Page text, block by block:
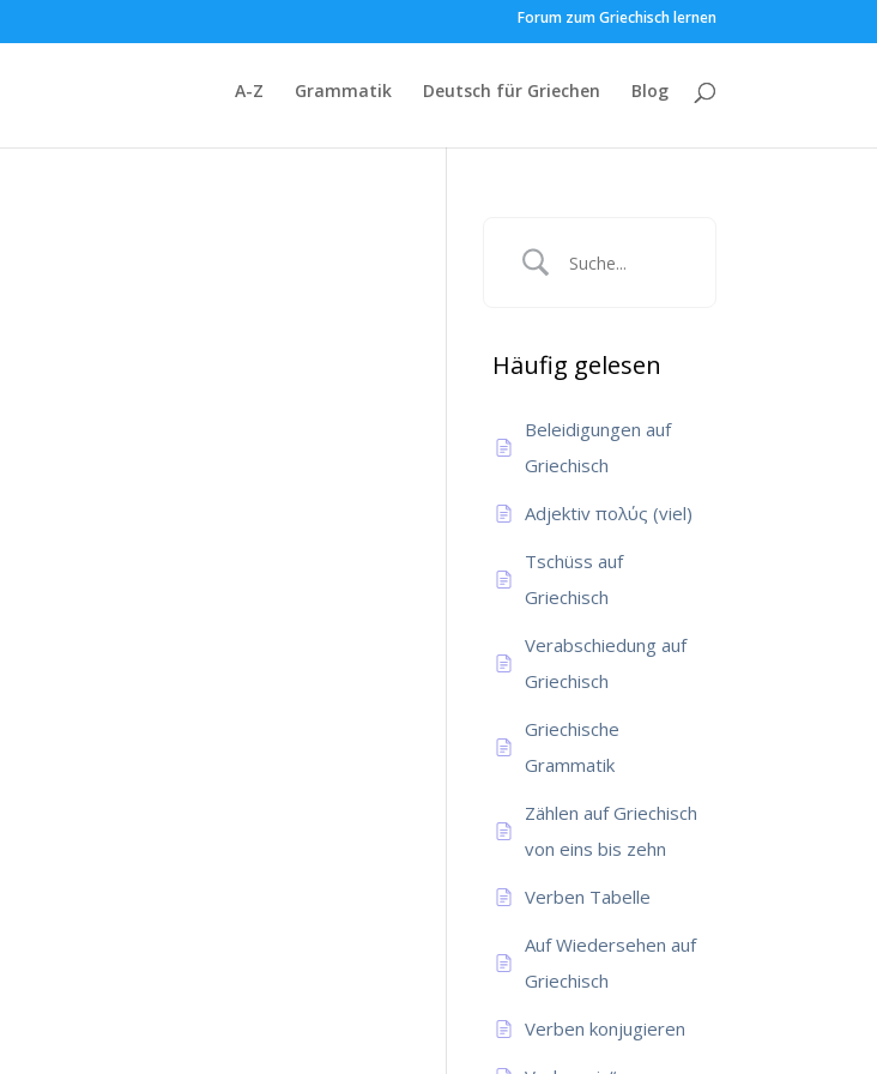
Forum zum Griechisch lernen
A-Z Grammatik Deutsch für Griechen Blog
Häufig gelesen
Beleidigungen auf
Griechisch
Adjektiv πολύς (viel)
Tschüss auf
Griechisch
Verabschiedung auf
Griechisch
Griechische
Grammatik
Zählen auf Griechisch
von eins bis zehn
Verben Tabelle
Auf Wiedersehen auf
Griechisch
Verben konjugieren